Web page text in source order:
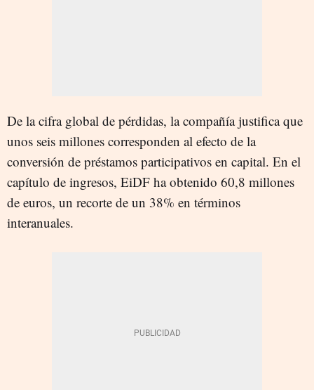
De la cifra global de pérdidas, la compañía justifica que
unos seis millones corresponden al efecto de la
conversión de préstamos participativos en capital. En el
capítulo de ingresos, EiDF ha obtenido 60,8 millones
de euros, un recorte de un 38% en términos
interanuales.